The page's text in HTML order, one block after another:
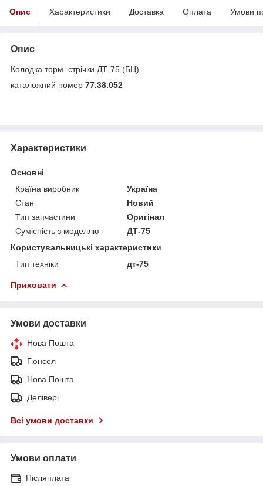
Опис Характеристики Доставка Оплата Умови
Опис
Колодка торм. стрічки ДТ-75 (БЦ)
каталожний номер 77.38.052
Характеристики
Основні
Країна виробник
Україна
Стан
Новий
Тип запчастини
Оригінал
Сумісність з моделлю
ДТ-75
Користувальницькі характеристики
Тип техніки
дт-75
Приховати
Умови доставки
Нова Пошта
Гюнсел
Нова Пошта
Делівері
Всі умови доставки
Умови оплати
Післяплата